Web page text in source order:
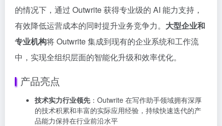
的情况下，通过 Outwrite 获得专业级的 AI 能力支持，
有效降低运营成本的同时提升业务竞争力。 大型企业和
专业机构将 Outwrite 集成到现有的企业系统和工作流
中，实现全组织层面的智能化升级和效率优化。
产品亮点
技术实力行业领先 ：Outwrite 在写作助手领域拥有深厚
的技术积累和丰富的实际应用经验，持续快速迭代的产
品能力保持在行业前沿水平